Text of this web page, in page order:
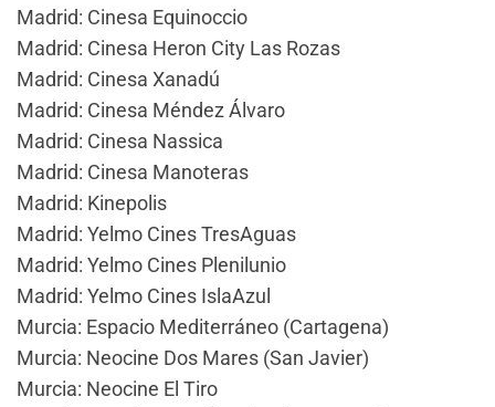
Madrid: Cinesa Equinoccio
Madrid: Cinesa Heron City Las Rozas
Madrid: Cinesa Xanadú
Madrid: Cinesa Méndez Álvaro
Madrid: Cinesa Nassica
Madrid: Cinesa Manoteras
Madrid: Kinepolis
Madrid: Yelmo Cines TresAguas
Madrid: Yelmo Cines Plenilunio
Madrid: Yelmo Cines IslaAzul
Murcia: Espacio Mediterráneo (Cartagena)
Murcia: Neocine Dos Mares (San Javier)
Murcia: Neocine El Tiro